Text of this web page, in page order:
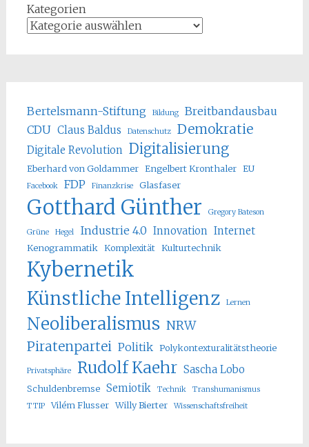
Kategorien
Bertelsmann-Stiftung Bildung
Breitbandausbau
CDU Claus Baldus Datenschutz Demokratie
Digitale Revolution Digitalisierung
Eberhard von Goldammer Engelbert Kronthaler EU
Facebook FDP Finanzkrise Glasfaser
Gotthard Günther Gregory Bateson
Grüne Hegel Industrie 4.0 Innovation Internet
Kenogrammatik Komplexität Kulturtechnik
Kybernetik
Künstliche Intelligenz Lernen
Neoliberalismus NRW
Piratenpartei Politik Polykontexturalitätstheorie
Privatsphäre Rudolf Kaehr Sascha Lobo
Schuldenbremse Semiotik Technik
Transhumanismus
TTIP
Vilém Flusser Willy Bierter Wissenschaftsfreiheit